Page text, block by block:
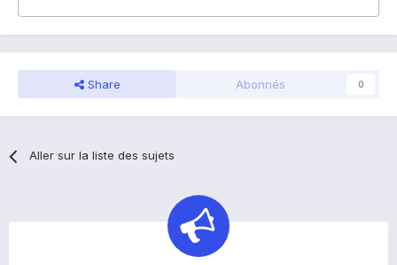
Share Abonnés 0
Aller sur la liste des sujets